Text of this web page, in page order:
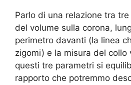
Parlo di una relazione tra
del volume sulla corona,
perimetro davanti (la linea
zigomi) e la misura del collo
questi tre parametri si
rapporto che potremmo